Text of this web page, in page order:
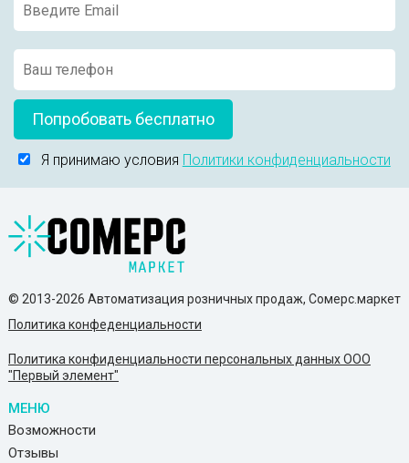
Попробовать бесплатно
Я принимаю условия Политики конфиденциальности
© 2013-2026 Автоматизация розничных продаж, Сомерс.маркет
Политика конфеденциальности
Политика конфиденциальности персональных данных ООО
"Первый элемент"
МЕНЮ
Возможности
Отзывы